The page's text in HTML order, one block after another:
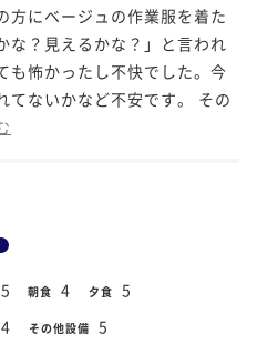
方にベージュの作業服を着た
な？見えるかな？」と言われ
も怖かったし不快でした。今
てないかなど不安です。 その
5 朝食 4 夕食 5
4 その他設備 5